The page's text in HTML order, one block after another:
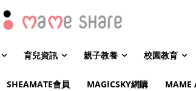
育兒資訊 親子教養 校園教育
SHEAMATE會員 MAGICSKY網購 MAME